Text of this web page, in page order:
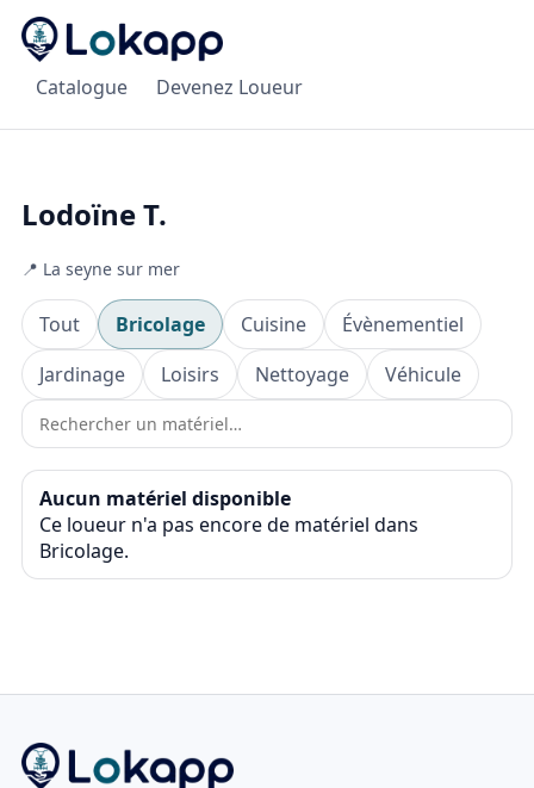
Catalogue Devenez Loueur
Lodoïne T.
📍 La seyne sur mer
Tout Bricolage Cuisine
Évènementiel
Jardinage
Loisirs Nettoyage Véhicule
Aucun matériel disponible
Ce loueur n'a pas encore de matériel dans
Bricolage.